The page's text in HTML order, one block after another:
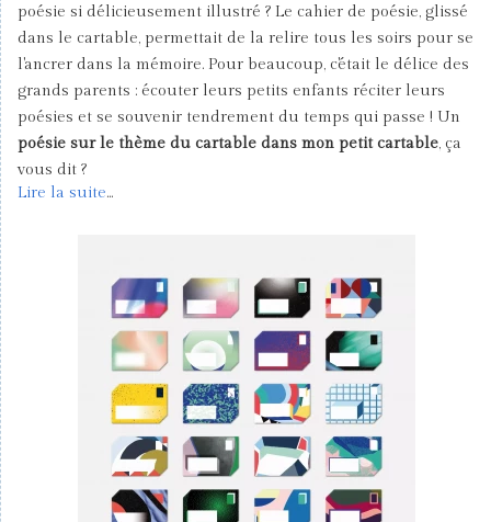
poésie si délicieusement illustré ? Le cahier de poésie, glissé
dans le cartable, permettait de la relire tous les soirs pour se
l'ancrer dans la mémoire. Pour beaucoup, c'était le délice des
grands parents : écouter leurs petits enfants réciter leurs
poésies et se souvenir tendrement du temps qui passe ! Un
poésie sur le thème du cartable dans mon petit cartable, ça
vous dit ?
Lire la suite...